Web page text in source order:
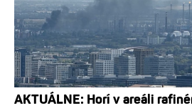
AKTUÁLNE: Horí v areáli